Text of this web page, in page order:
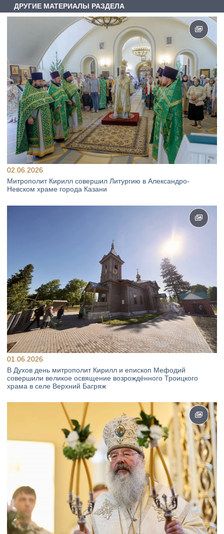
ДРУГИЕ МАТЕРИАЛЫ РАЗДЕЛА
02.06.2026
Митрополит Кирилл совершил Литургию в Александро-
Невском храме города Казани
01.06.2026
В Духов день митрополит Кирилл и епископ Мефодий
совершили великое освящение возрождённого Троицкого
храма в селе Верхний Багряж